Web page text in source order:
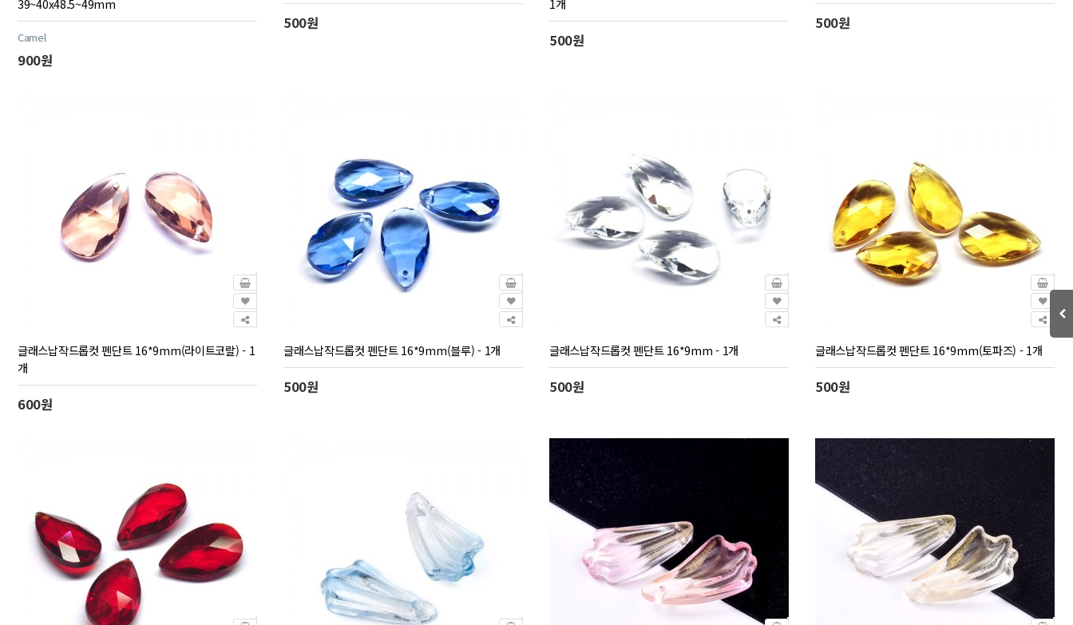
39~40x48.5~49mm
Camel
900원
500원
1개
500원
500원
글래스납작드롭컷 펜단트 16*9mm(라이트코랄) - 1
개
600원
글래스납작드롭컷 펜단트 16*9mm(블루) - 1개
500원
글래스납작드롭컷 펜단트 16*9mm - 1개
500원
글래스납작드롭컷 펜단트 16*9mm(토파즈) - 1개
500원